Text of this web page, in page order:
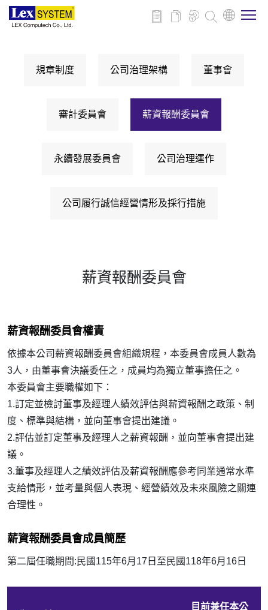
公司治理
企業永續
規章制度 公司治理架構 董事會
審計委員會 薪資報酬委員會
永續發展委員會 公司治理運作
公司履行誠信經營情形及採行措施
薪資報酬委員會
薪資報酬委員會權責
依據本公司薪資報酬委員會組織規程，本委員會成員人數為
3人，由董事會決議委任之，成員均為獨立董事擔任之。
本委員會主要職權如下：
1.訂定並檢討董事及經理人績效評估與薪資報酬之政策、制
度、標準與結構，並向董事會提出建議。
2.評估並訂定董事及經理人之薪資報酬，並向董事會提出建
議。
3.董事及經理人之績效評估及薪資報酬應參考同業通常水準
支給情形，並考量與個人表現、經營績效及未來風險之關連
合理性。
薪資報酬委員會成員簡歷
第二屆任職期間:民國115年6月17日至民國118年6月16日
目前兼任本公